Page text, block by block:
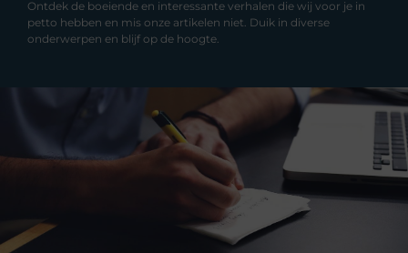
Ontdek de boeiende en interessante verhalen die wij voor je in
petto hebben en mis onze artikelen niet. Duik in diverse
onderwerpen en blijf op de hoogte.